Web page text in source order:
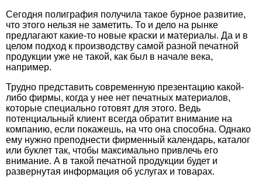
Сегодня полиграфия получила такое бурное развитие,
что этого нельзя не заметить. То и дело на рынке
предлагают какие-то новые краски и материалы. Да и в
целом подход к производству самой разной печатной
продукции уже не такой, как был в начале века,
например.
Трудно представить современную презентацию какой-
либо фирмы, когда у нее нет печатных материалов,
которые специально готовят для этого. Ведь
потенциальный клиент всегда обратит внимание на
компанию, если покажешь, на что она способна. Однако
ему нужно преподнести фирменный календарь, каталог
или буклет так, чтобы максимально привлечь его
внимание. А в такой печатной продукции будет и
развернутая информация об услугах и товарах.